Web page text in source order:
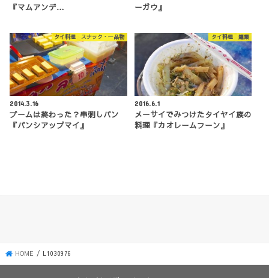
『マムアンデ…
ーガウ』
タイ料理 スナック・一品物
2014.3.16
ブームは終わった？串刺しパン
『パンシアップマイ』
タイ料理 麺類
2016.6.1
メーサイでみつけたタイヤイ族の
料理『カオレームフーン』
HOME L1030976